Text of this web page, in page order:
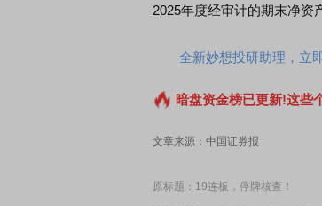
2025年度经审计的期末净资
全新妙想投研助理，立
暗盘资金榜已更新!这些
文章来源：中国证券报
原标题：19连板，停牌核查！